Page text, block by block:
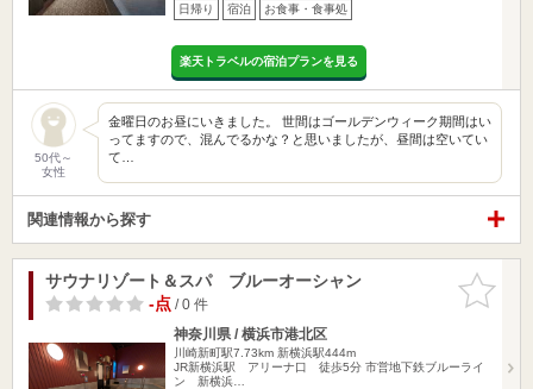
日帰り 宿泊 お食事・食事処
楽天トラベルの宿泊プランを見る
50代～
女性
金曜日のお昼にいきました。 世間はゴールデンウィーク期間はい
ってますので、混んでるかな？と思いましたが、昼間は空いてい
て…
関連情報から探す
お気に入
りに追加
サウナリゾート＆スパ ブルーオーシャン
-点/ 0 件
神奈川県 / 横浜市港北区
川崎新町駅7.73km 新横浜駅444m
JR新横浜駅 アリーナ口 徒歩5分 市営地下鉄ブルーライ
ン 新横浜…